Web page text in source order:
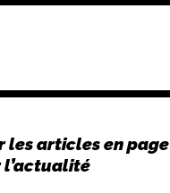
les articles en page
l’actualité